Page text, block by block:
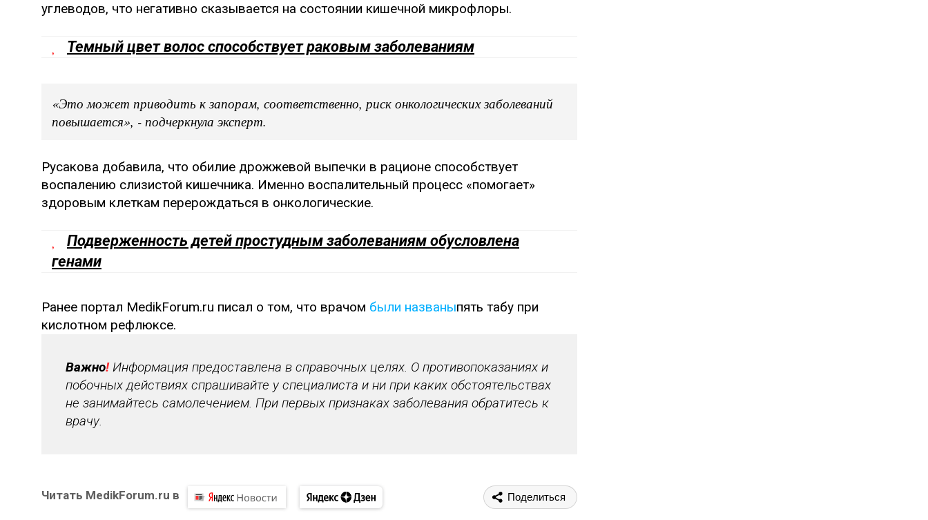
углеводов, что негативно сказывается на состоянии кишечной микрофлоры.
Темный цвет волос способствует раковым заболеваниям
«Это может приводить к запорам, соответственно, риск онкологических заболеваний
повышается», - подчеркнула эксперт.
Русакова добавила, что обилие дрожжевой выпечки в рационе способствует
воспалению слизистой кишечника. Именно воспалительный процесс «помогает»
здоровым клеткам перерождаться в онкологические.
Подверженность детей простудным заболеваниям обусловлена
генами
Ранее портал MedikForum.ru писал о том, что врачом были названыпять табу при
кислотном рефлюксе.
Важно!Информация предоставлена в справочных целях. О противопоказаниях и
побочных действиях спрашивайте у специалиста и ни при каких обстоятельствах
не занимайтесь самолечением. При первых признаках заболевания обратитесь к
врачу.
Читать MedikForum.ru в Поделиться